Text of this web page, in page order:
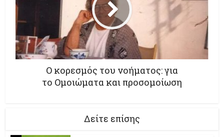
Ο κορεσμός του νοήματος: για
το Ομοιώματα και προσομοίωση
Δείτε επίσης